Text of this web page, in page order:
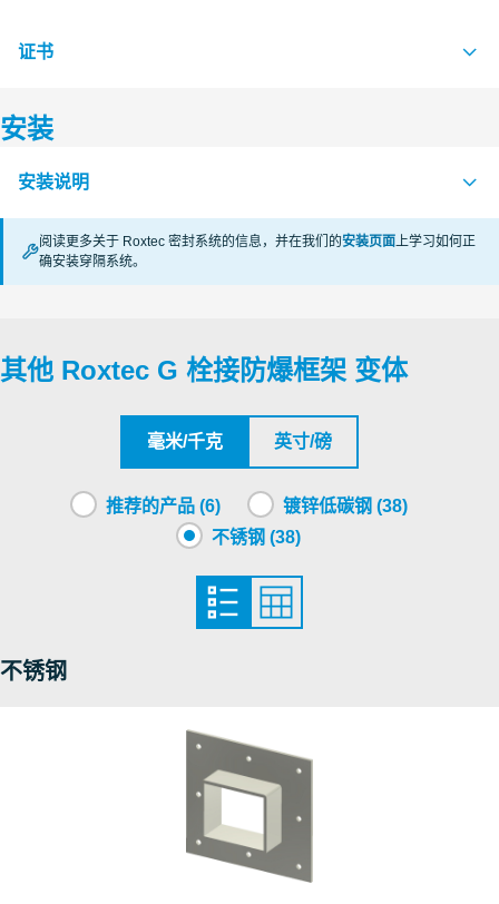
S1016552 G Ex FRAME +COMBINATION FRAME
证书
认证机构
CSA
KTL Korea Testing Laboratory
SGS
LLC SERTIS-CENTER
DNV
安装
安装说明
FRAMES Ex (en)
阅读更多关于 Roxtec 密封系统的信息，并在我们的安装页面上学习如何正
确安装穿隔系统。
其他 Roxtec G 栓接防爆框架 变体
毫米/千克 英寸/磅
推荐的产品 (6)
镀锌低碳钢 (38)
不锈钢 (38)
不锈钢